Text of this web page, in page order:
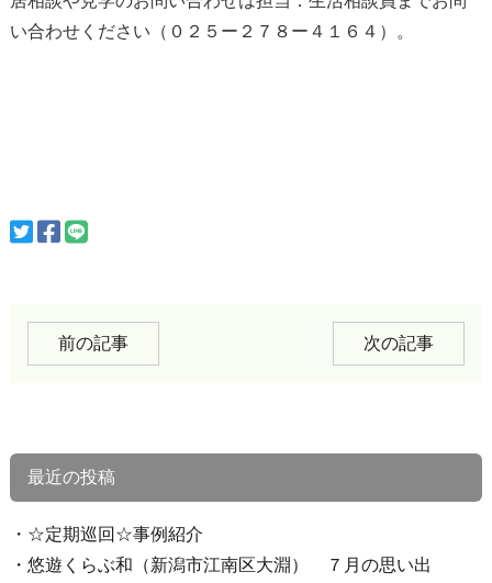
い合わせください（０２５ー２７８ー４１６４）。
前の記事 次の記事
最近の投稿
☆定期巡回☆事例紹介
悠遊くらぶ和（新潟市江南区大淵） ７月の思い出